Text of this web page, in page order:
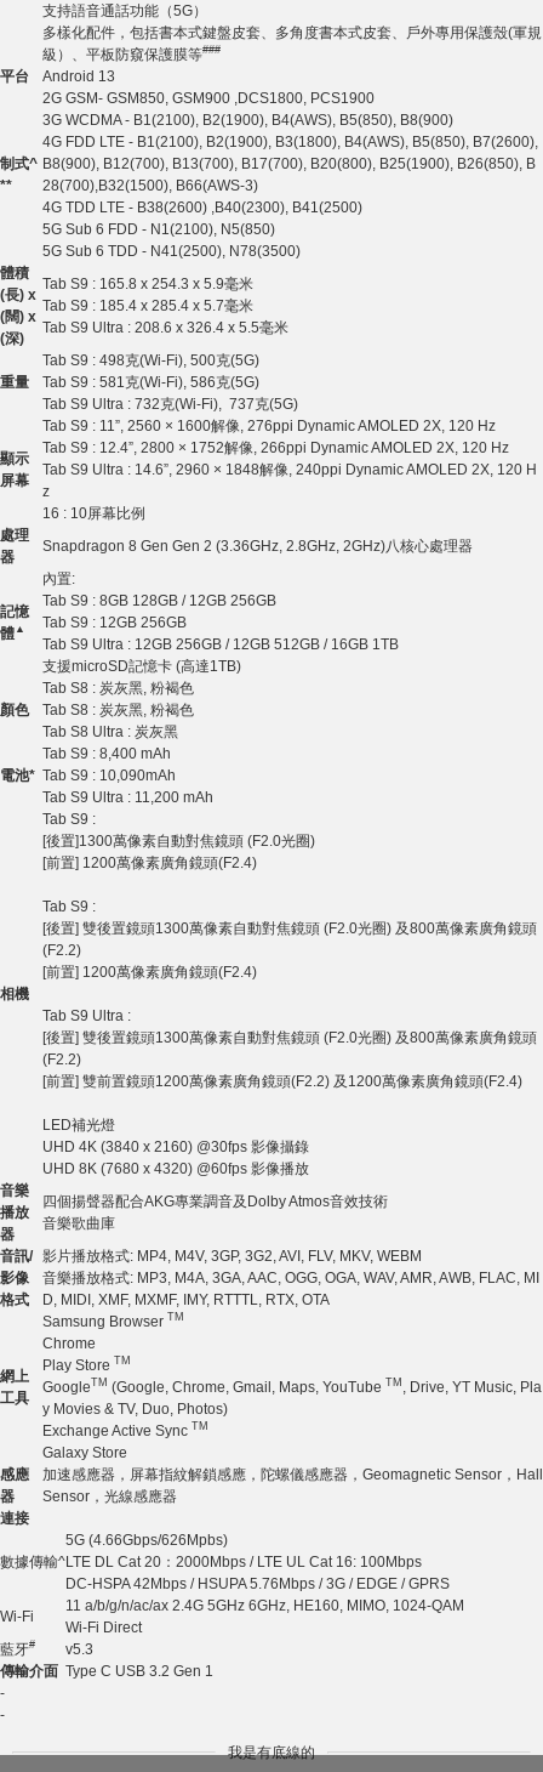
支持語音通話功能（5G）
多樣化配件，包括書本式鍵盤皮套、多角度書本式皮套、戶外專用保護殼(軍規
級）、平板防窺保護膜等###
平台 Android 13
制式^
**
2G GSM- GSM850, GSM900 ,DCS1800, PCS1900
3G WCDMA - B1(2100), B2(1900), B4(AWS), B5(850), B8(900)
4G FDD LTE - B1(2100), B2(1900), B3(1800), B4(AWS), B5(850), B7(2600),
B8(900), B12(700), B13(700), B17(700), B20(800), B25(1900), B26(850), B
28(700),B32(1500), B66(AWS-3)
4G TDD LTE - B38(2600) ,B40(2300), B41(2500)
5G Sub 6 FDD - N1(2100), N5(850)
5G Sub 6 TDD - N41(2500), N78(3500)
體積
(長) x
(闊) x
(深)
Tab S9 : 165.8 x 254.3 x 5.9毫米
Tab S9 : 185.4 x 285.4 x 5.7毫米
Tab S9 Ultra : 208.6 x 326.4 x 5.5毫米
重量
Tab S9 : 498克(Wi-Fi), 500克(5G)
Tab S9 : 581克(Wi-Fi), 586克(5G)
Tab S9 Ultra : 732克(Wi-Fi), 737克(5G)
顯示
屏幕
Tab S9 : 11”, 2560 × 1600解像, 276ppi Dynamic AMOLED 2X, 120 Hz
Tab S9 : 12.4”, 2800 × 1752解像, 266ppi Dynamic AMOLED 2X, 120 Hz
Tab S9 Ultra : 14.6”, 2960 × 1848解像, 240ppi Dynamic AMOLED 2X, 120 H
z
16 : 10屏幕比例
處理
器
Snapdragon 8 Gen Gen 2 (3.36GHz, 2.8GHz, 2GHz)八核心處理器
記憶
體 ▲
內置:
Tab S9 : 8GB 128GB / 12GB 256GB
Tab S9 : 12GB 256GB
Tab S9 Ultra : 12GB 256GB / 12GB 512GB / 16GB 1TB
支援microSD記憶卡 (高達1TB)
顏色
Tab S8 : 炭灰黑, 粉褐色
Tab S8 : 炭灰黑, 粉褐色
Tab S8 Ultra : 炭灰黑
電池*
Tab S9 : 8,400 mAh
Tab S9 : 10,090mAh
Tab S9 Ultra : 11,200 mAh
相機
Tab S9 :
[後置]1300萬像素自動對焦鏡頭 (F2.0光圈)
[前置] 1200萬像素廣角鏡頭(F2.4)
Tab S9 :
[後置] 雙後置鏡頭1300萬像素自動對焦鏡頭 (F2.0光圈) 及800萬像素廣角鏡頭
(F2.2)
[前置] 1200萬像素廣角鏡頭(F2.4)
Tab S9 Ultra :
[後置] 雙後置鏡頭1300萬像素自動對焦鏡頭 (F2.0光圈) 及800萬像素廣角鏡頭
(F2.2)
[前置] 雙前置鏡頭1200萬像素廣角鏡頭(F2.2) 及1200萬像素廣角鏡頭(F2.4)
LED補光燈
UHD 4K (3840 x 2160) @30fps 影像攝錄
UHD 8K (7680 x 4320) @60fps 影像播放
音樂
播放
器
四個揚聲器配合AKG專業調音及Dolby Atmos音效技術
音樂歌曲庫
音訊/
影像
格式
影片播放格式: MP4, M4V, 3GP, 3G2, AVI, FLV, MKV, WEBM
音樂播放格式: MP3, M4A, 3GA, AAC, OGG, OGA, WAV, AMR, AWB, FLAC, MI
D, MIDI, XMF, MXMF, IMY, RTTTL, RTX, OTA
網上
工具
Samsung Browser TM
Chrome
Play Store TM
GoogleTM (Google, Chrome, Gmail, Maps, YouTube TM , Drive, YT Music, Pla
y Movies & TV, Duo, Photos)
Exchange Active Sync TM
Galaxy Store
感應
器
加速感應器，屏幕指紋解鎖感應，陀螺儀感應器，Geomagnetic Sensor，Hall
Sensor，光線感應器
連接
數據傳輸^
5G (4.66Gbps/626Mpbs)
LTE DL Cat 20：2000Mbps / LTE UL Cat 16: 100Mbps
DC-HSPA42Mbps / HSUPA 5.76Mbps / 3G / EDGE / GPRS
Wi-Fi
11 a/b/g/n/ac/ax 2.4G 5GHz 6GHz, HE160, MIMO, 1024-QAM
Wi-Fi Direct
藍牙#
v5.3
傳輸介面 Type C USB 3.2 Gen 1
-
-
我是有底線的